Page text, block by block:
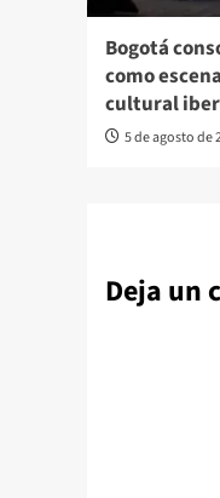
Bogotá
como
cultural
5 de agosto de
Deja un